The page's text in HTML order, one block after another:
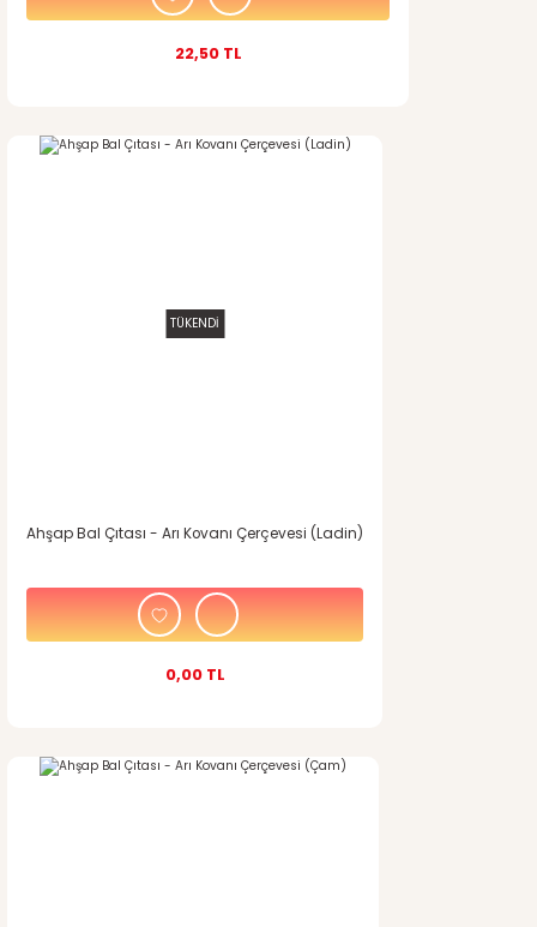
22,50 TL
TÜKENDİ
Ahşap Bal Çıtası - Arı Kovanı Çerçevesi (Ladin)
0,00 TL